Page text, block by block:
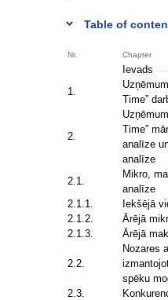
Table of
Nr. Chapter
Ievads
1.
Time”
2.
Time”
analīze
analīze
2.1.
Mikro,
analīze
2.1.1.
Iekšējā
2.1.2.
Ārējā
2.1.3.
Ārējā
2.2.
Nozares
spēku
2.3.